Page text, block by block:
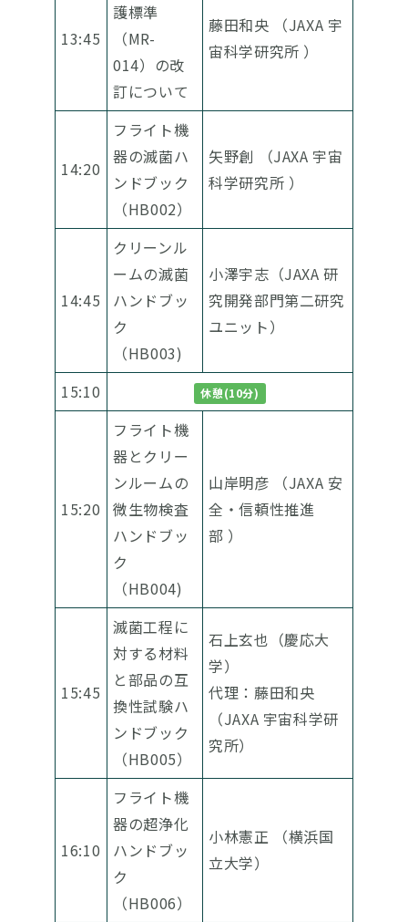
13:45
護標準
（MR-
014）の改
訂について
藤田和央 （JAXA 宇
宙科学研究所 ）
14:20
フライト機
器の滅菌ハ
ンドブック
（HB002）
矢野創 （JAXA 宇宙
科学研究所 ）
14:45
クリーンル
ームの滅菌
ハンドブッ
ク
（HB003)
小澤宇志（JAXA 研
究開発部門第二研究
ユニット）
15:10 休憩(10分)
15:20
フライト機
器とクリー
ンルームの
微生物検査
ハンドブッ
ク
（HB004)
山岸明彦 （JAXA 安
全・信頼性推進
部 ）
15:45
滅菌工程に
対する材料
と部品の互
換性試験ハ
ンドブック
（HB005）
石上玄也（慶応大
学）
代理：藤田和央
（JAXA 宇宙科学研
究所）
16:10
フライト機
器の超浄化
ハンドブッ
ク
（HB006）
小林憲正 （横浜国
立大学）